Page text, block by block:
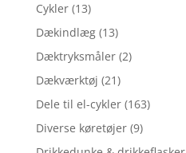
Cykler (13)
Dækindlæg (13)
Dæktryksmåler (2)
Dækværktøj (21)
Dele til el-cykler (163)
Diverse køretøjer (9)